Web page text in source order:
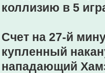
коллизию в 5
Счет на 27-й
купленный
нападающий